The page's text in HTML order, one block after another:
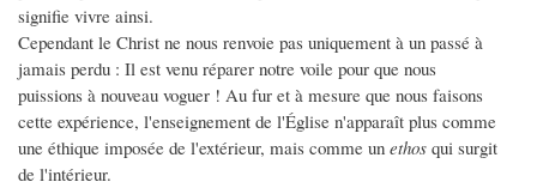
signifie vivre ainsi.
Cependant le Christ ne nous renvoie pas uniquement à un passé à
jamais perdu : Il est venu réparer notre voile pour que nous
puissions à nouveau voguer ! Au fur et à mesure que nous faisons
cette expérience, l'enseignement de l'Église n'apparaît plus comme
une éthique imposée de l'extérieur, mais comme un ethos qui surgit
de l'intérieur.